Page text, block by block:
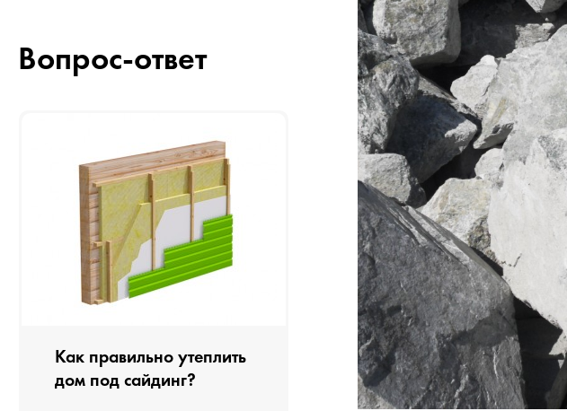
Вопрос-ответ
Как правильно утеплить
дом под сайдинг?